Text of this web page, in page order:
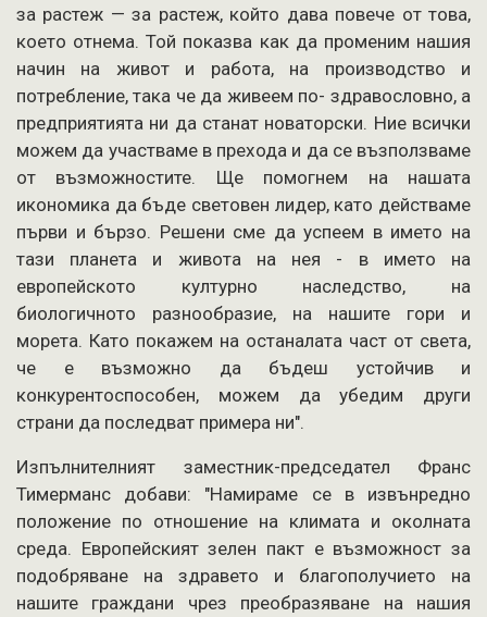
за растеж — за растеж, който дава повече от това,
което отнема. Той показва как да променим нашия
начин на живот и работа, на производство и
потребление, така че да живеем по- здравословно, а
предприятията ни да станат новаторски. Ние всички
можем да участваме в прехода и да се възползваме
от възможностите. Ще помогнем на нашата
икономика да бъде световен лидер, като действаме
първи и бързо. Решени сме да успеем в името на
тази планета и живота на нея - в името на
европейското културно наследство, на
биологичното разнообразие, на нашите гори и
морета. Като покажем на останалата част от света,
че е възможно да бъдеш устойчив и
конкурентоспособен, можем да убедим други
страни да последват примера ни".
Изпълнителният заместник-председател Франс
Тимерманс добави: "Намираме се в извънредно
положение по отношение на климата и околната
среда. Европейският зелен пакт е възможност за
подобряване на здравето и благополучието на
нашите граждани чрез преобразяване на нашия